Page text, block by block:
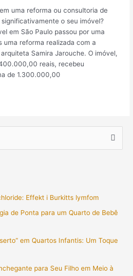
uma reforma ou consultoria de
o seu imóvel?
em São Paulo passou por uma
uma reforma realizada com a
Samira Jarouche. O imóvel,
reais, recebeu
de 1.300.000,00
Effekt i Burkitts lymfom
de Ponta para um Quarto de Bebê
em Quartos Infantis: Um Toque
para Seu Filho em Meio à